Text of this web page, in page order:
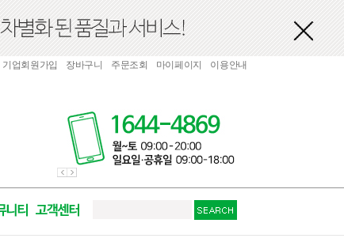
기업회원가입 장바구니 주문조회 마이페이지 이용안내